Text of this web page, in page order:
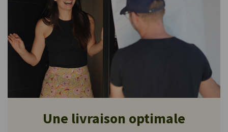
Une livraison optimale